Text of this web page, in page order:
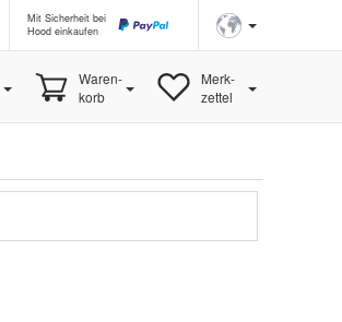
Mit Sicherheit bei
Hood einkaufen
Waren-
korb
Merk-
zettel